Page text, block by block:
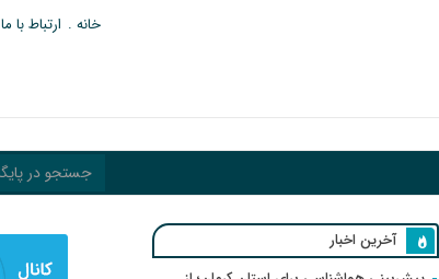
خانه ارتباط با ما
آخرین اخبار